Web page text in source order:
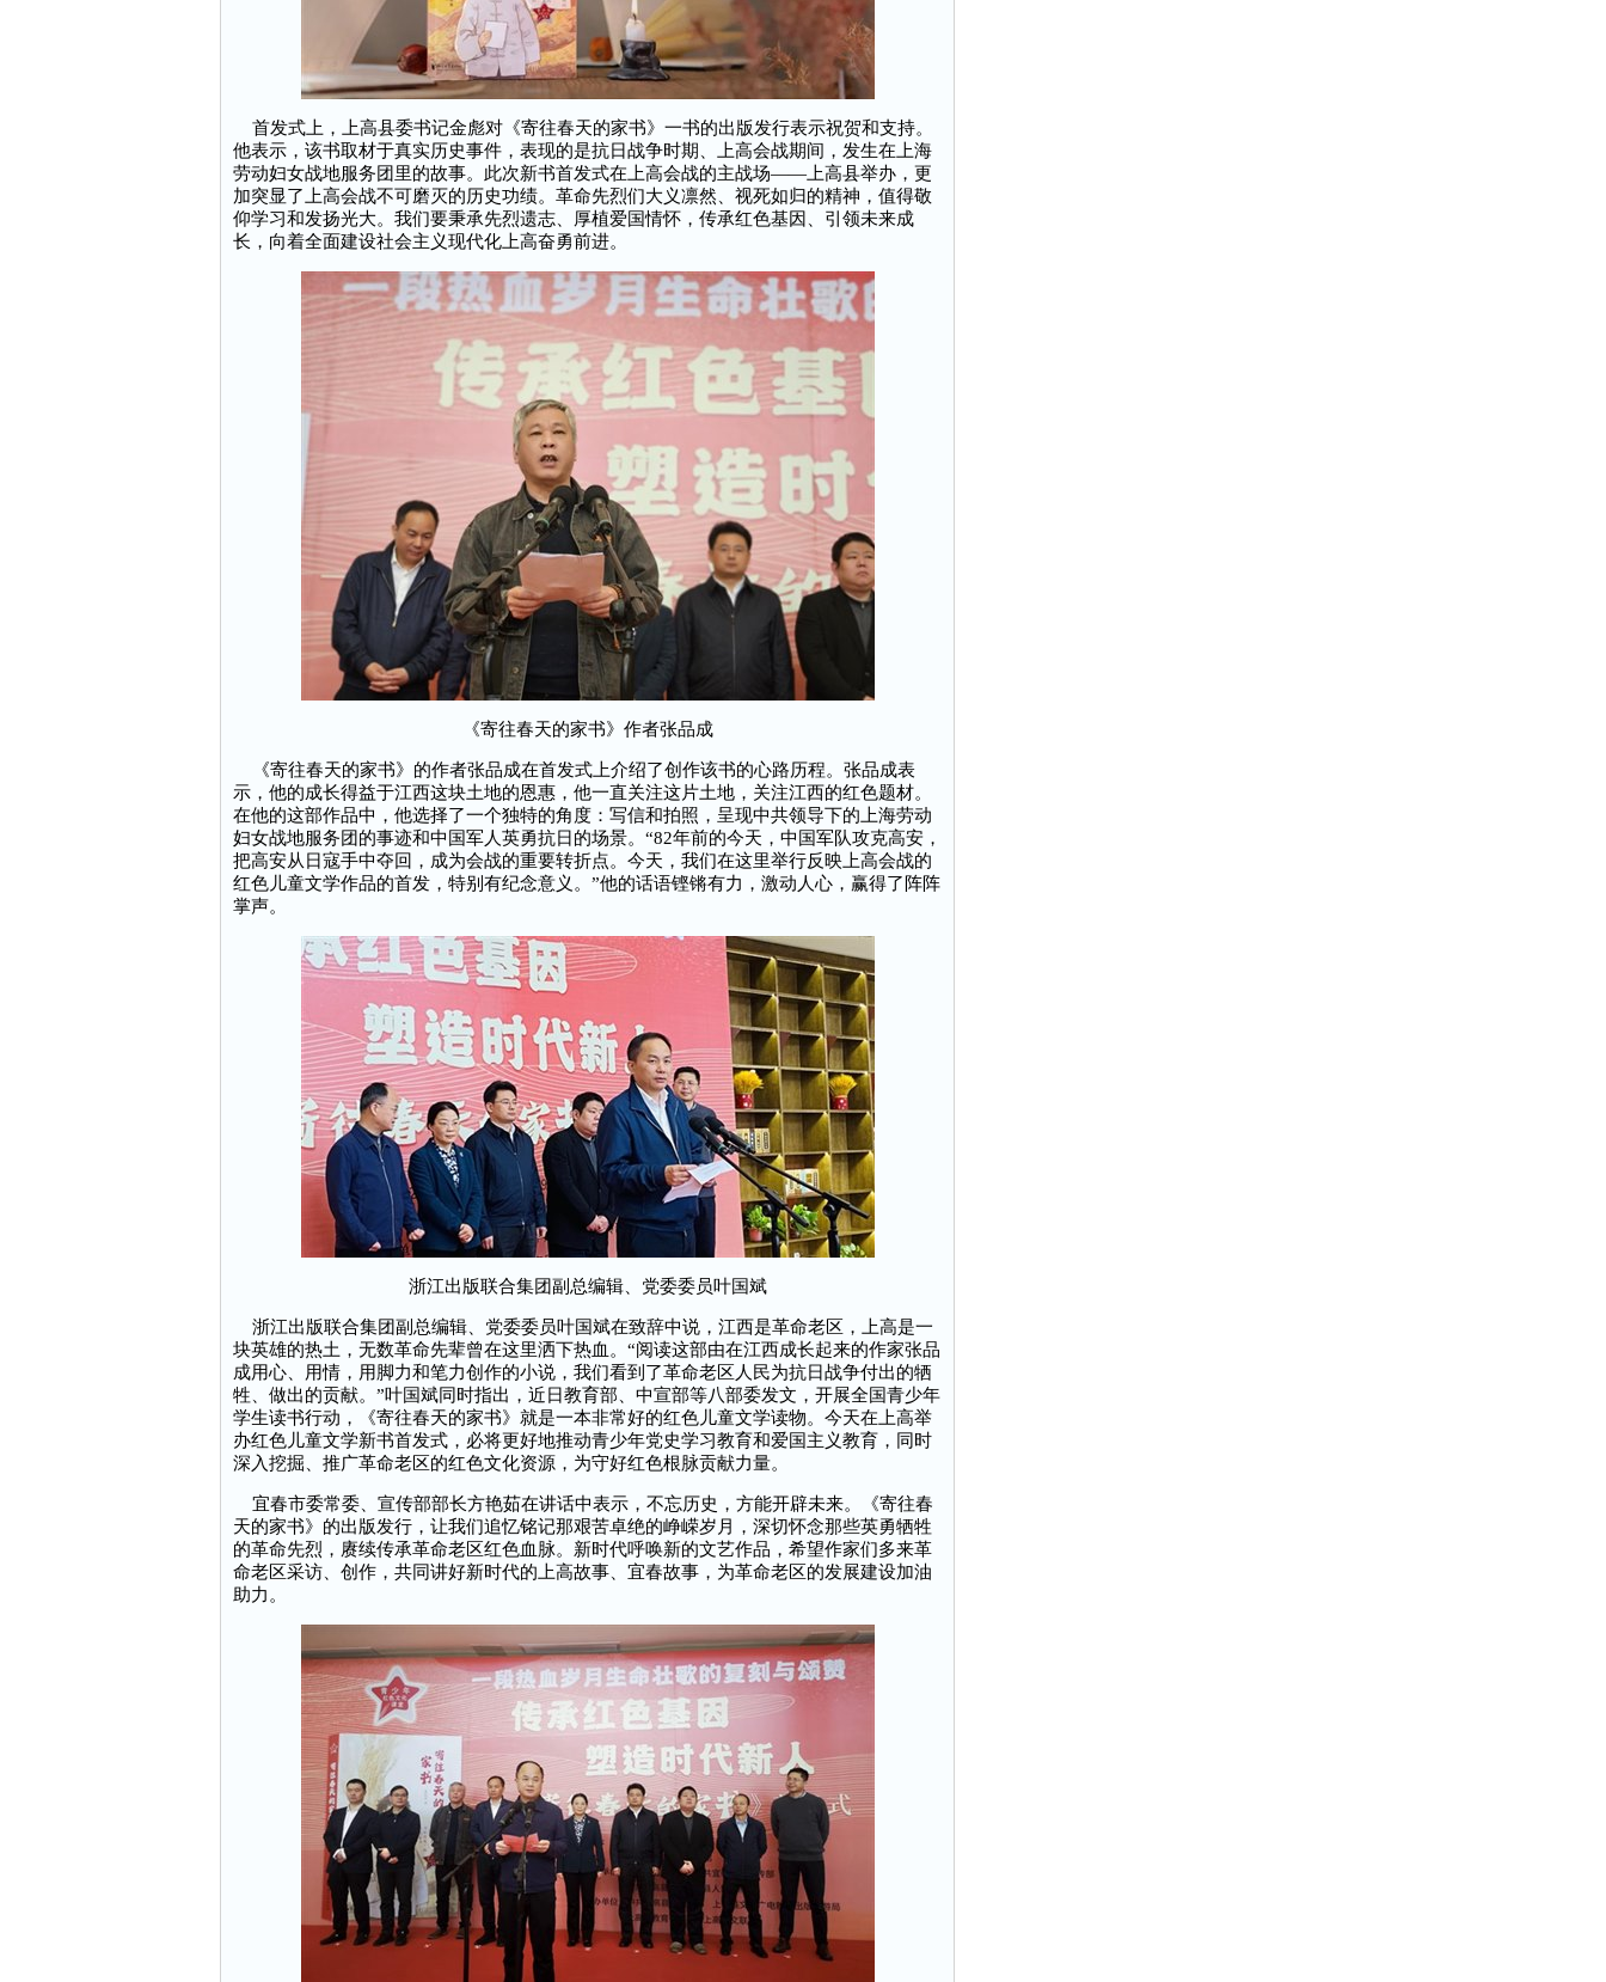
首发式上，上高县委书记金彪对《寄往春天的家书》一书的出版发行表示祝贺和支持。
他表示，该书取材于真实历史事件，表现的是抗日战争时期、上高会战期间，发生在上海
劳动妇女战地服务团里的故事。此次新书首发式在上高会战的主战场——上高县举办，更
加突显了上高会战不可磨灭的历史功绩。革命先烈们大义凛然、视死如归的精神，值得敬
仰学习和发扬光大。我们要秉承先烈遗志、厚植爱国情怀，传承红色基因、引领未来成
长，向着全面建设社会主义现代化上高奋勇前进。
《寄往春天的家书》作者张品成
《寄往春天的家书》的作者张品成在首发式上介绍了创作该书的心路历程。张品成表
示，他的成长得益于江西这块土地的恩惠，他一直关注这片土地，关注江西的红色题材。
在他的这部作品中，他选择了一个独特的角度：写信和拍照，呈现中共领导下的上海劳动
妇女战地服务团的事迹和中国军人英勇抗日的场景。“82年前的今天，中国军队攻克高安，
把高安从日寇手中夺回，成为会战的重要转折点。今天，我们在这里举行反映上高会战的
红色儿童文学作品的首发，特别有纪念意义。”他的话语铿锵有力，激动人心，赢得了阵阵
掌声。
浙江出版联合集团副总编辑、党委委员叶国斌
浙江出版联合集团副总编辑、党委委员叶国斌在致辞中说，江西是革命老区，上高是一
块英雄的热土，无数革命先辈曾在这里洒下热血。“阅读这部由在江西成长起来的作家张品
成用心、用情，用脚力和笔力创作的小说，我们看到了革命老区人民为抗日战争付出的牺
牲、做出的贡献。”叶国斌同时指出，近日教育部、中宣部等八部委发文，开展全国青少年
学生读书行动，《寄往春天的家书》就是一本非常好的红色儿童文学读物。今天在上高举
办红色儿童文学新书首发式，必将更好地推动青少年党史学习教育和爱国主义教育，同时
深入挖掘、推广革命老区的红色文化资源，为守好红色根脉贡献力量。
宜春市委常委、宣传部部长方艳茹在讲话中表示，不忘历史，方能开辟未来。《寄往春
天的家书》的出版发行，让我们追忆铭记那艰苦卓绝的峥嵘岁月，深切怀念那些英勇牺牲
的革命先烈，赓续传承革命老区红色血脉。新时代呼唤新的文艺作品，希望作家们多来革
命老区采访、创作，共同讲好新时代的上高故事、宜春故事，为革命老区的发展建设加油
助力。